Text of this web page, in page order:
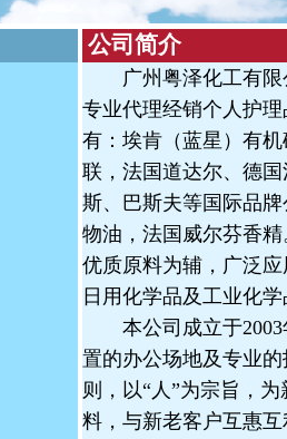
公司简介
广州粤泽化工有限
专业代理经销个人护
有：埃肯（蓝星）有
联，法国道达尔、德
斯、巴斯夫等国际品
物油，法国威尔芬香
优质原料为辅，广泛
日用化学品及工业化
本公司成立于2003
置的办公场地及专业
则，以“人”为宗旨，
料，与新老客户互惠